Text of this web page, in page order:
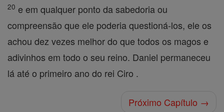
20 e em qualquer ponto da sabedoria ou
compreensão que ele poderia questioná-los, ele os
achou dez vezes melhor do que todos os magos e
adivinhos em todo o seu reino. Daniel permaneceu
lá até o primeiro ano do rei Ciro .
Próximo Capítulo →